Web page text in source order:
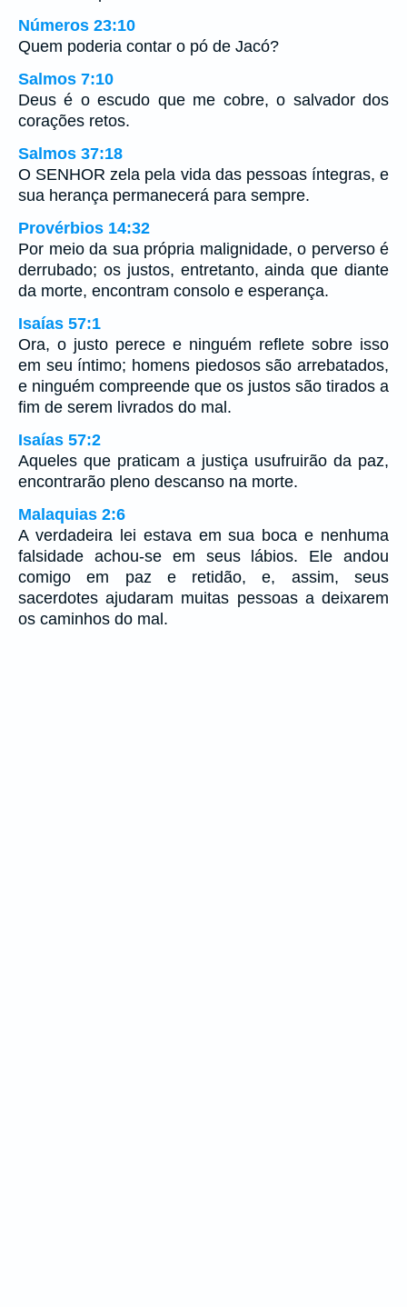
Números 23:10
Quem poderia contar o pó de Jacó?
Salmos 7:10
Deus é o escudo que me cobre, o salvador dos
corações retos.
Salmos 37:18
O SENHOR zela pela vida das pessoas íntegras, e
sua herança permanecerá para sempre.
Provérbios 14:32
Por meio da sua própria malignidade, o perverso é
derrubado; os justos, entretanto, ainda que diante
da morte, encontram consolo e esperança.
Isaías 57:1
Ora, o justo perece e ninguém reflete sobre isso
em seu íntimo; homens piedosos são arrebatados,
e ninguém compreende que os justos são tirados a
fim de serem livrados do mal.
Isaías 57:2
Aqueles que praticam a justiça usufruirão da paz,
encontrarão pleno descanso na morte.
Malaquias 2:6
A verdadeira lei estava em sua boca e nenhuma
falsidade achou-se em seus lábios. Ele andou
comigo em paz e retidão, e, assim, seus
sacerdotes ajudaram muitas pessoas a deixarem
os caminhos do mal.